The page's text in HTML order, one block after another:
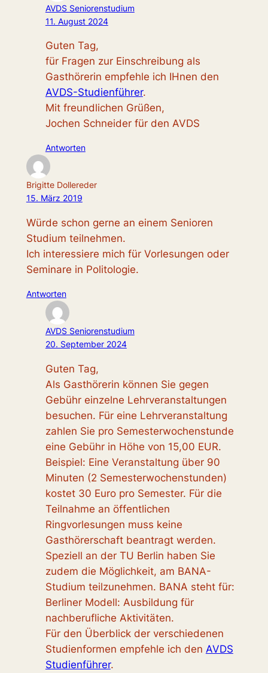
AVDS Seniorenstudium
11. August 2024
Guten Tag,
für Fragen zur Einschreibung als
Gasthörerin empfehle ich IHnen den
AVDS-Studienführer.
Mit freundlichen Grüßen,
Jochen Schneider für den AVDS
Antworten
Brigitte Dollereder
15. März 2019
Würde schon gerne an einem Senioren
Studium teilnehmen.
Ich interessiere mich für Vorlesungen oder
Seminare in Politologie.
Antworten
AVDS Seniorenstudium
20. September 2024
Guten Tag,
Als Gasthörerin können Sie gegen
Gebühr einzelne Lehrveranstaltungen
besuchen. Für eine Lehrveranstaltung
zahlen Sie pro Semesterwochenstunde
eine Gebühr in Höhe von 15,00 EUR.
Beispiel: Eine Veranstaltung über 90
Minuten (2 Semesterwochenstunden)
kostet 30 Euro pro Semester. Für die
Teilnahme an öffentlichen
Ringvorlesungen muss keine
Gasthörerschaft beantragt werden.
Speziell an der TU Berlin haben Sie
zudem die Möglichkeit, am BANA-
Studium teilzunehmen. BANA steht für:
Berliner Modell: Ausbildung für
nachberufliche Aktivitäten.
Für den Überblick der verschiedenen
Studienformen empfehle ich den AVDS
Studienführer.